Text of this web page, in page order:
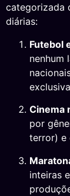
categorizada
diárias:
Futebol
nenhum
Cinema
por
terror) e
inteiras